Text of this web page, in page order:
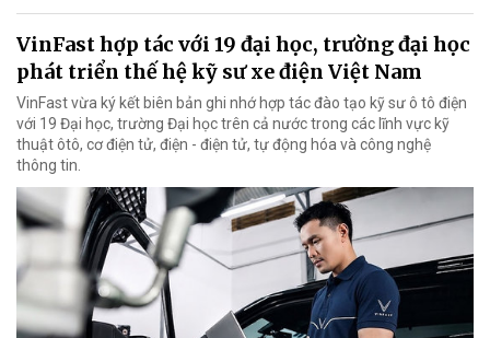
VinFast hợp tác với 19 đại học, trường đại học
phát triển thế hệ kỹ sư xe điện Việt Nam
VinFast vừa ký kết biên bản ghi nhớ hợp tác đào tạo kỹ sư ô tô điện
với 19 Đại học, trường Đại học trên cả nước trong các lĩnh vực kỹ
thuật ôtô, cơ điện tử, điện - điện tử, tự động hóa và công nghệ
thông tin.